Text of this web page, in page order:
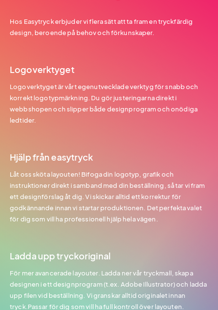
Hos Easytryck erbjuder vi flera sätt att ta fram en tryckfärdig
design, beroende på behov och förkunskaper.
Logoverktyget
Logoverktyget är vårt egenutvecklade verktyg för snabb och
korrekt logotypmärkning. Du gör justeringarna direkt i
webbshopen och slipper både designprogram och onödiga
ledtider.
Hjälp från easytryck
Låt oss sköta layouten! Bifoga din logotyp, grafik och
instruktioner direkt i samband med din beställning, så tar vi fram
ett designförslag åt dig. Vi skickar alltid ett korrektur för
godkännande innan vi startar produktionen. Det perfekta valet
för dig som vill ha professionell hjälp hela vägen.
Ladda upp tryckoriginal
För mer avancerade layouter. Ladda ner vår tryckmall, skapa
designen i ett designprogram (t.ex. Adobe Illustrator) och ladda
upp filen vid beställning. Vi granskar alltid originalet innan
tryck.Passar för dig som vill ha full kontroll över layouten.